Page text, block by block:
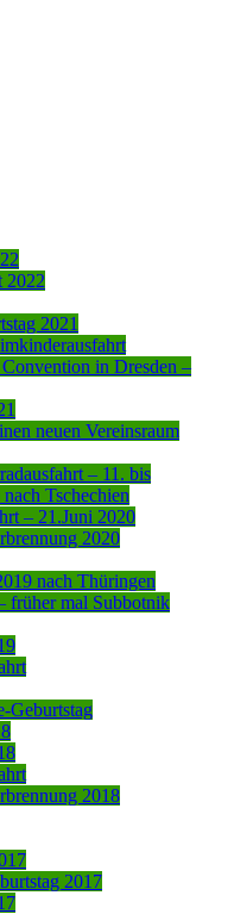
2022
2021
in Dresden –
neuen Vereinsraum
– 11. bis
Tschechien
– 21.Juni 2020
2020
nach Thüringen
früher mal Subbotnik
Geburtstag
2018
2017